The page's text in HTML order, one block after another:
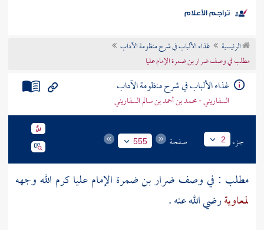
موضوعي
تراجم الأعلام
الرئيسية
غذاء الألباب في شرح منظومة الآداب
مطلب في وصف ضرار بن ضمرة الإمام عليا
غذاء الألباب في شرح منظومة الآداب
السفاريني - محمد بن أحمد بن سالم السفاريني
جزء 2 صفحة 555
مطلب : في وصف ضرار بن ضمرة الإمام علياكرم الله وجهه
لمعاويةرضي الله عنه .